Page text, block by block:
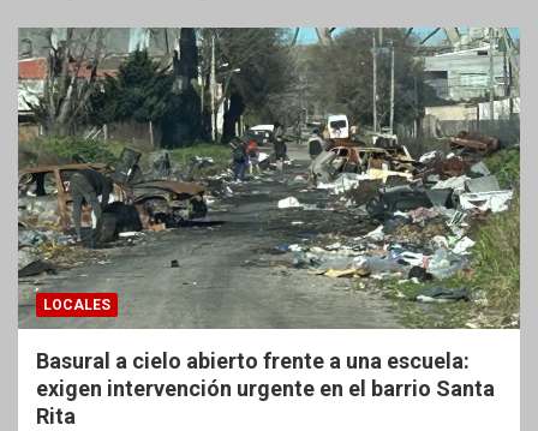
LOCALES
Basural a cielo abierto frente a una escuela:
exigen intervención urgente en el barrio Santa
Rita